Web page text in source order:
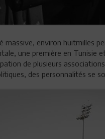
massive, environ huitmilles
une première en Tunisie
de plusieurs
des personnalités se